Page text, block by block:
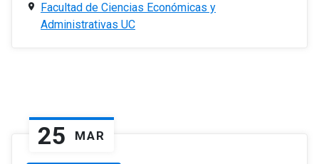
Facultad de Ciencias Económicas y
Administrativas UC
25 MAR